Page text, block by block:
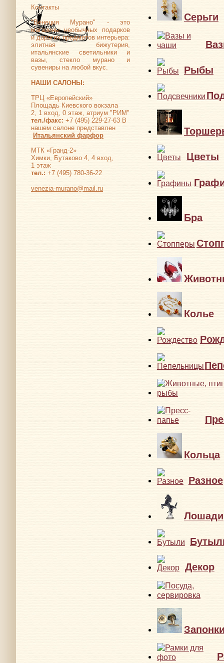
Контакты
"Венеция Мурано" - это
магазины необычных подарков
и дорогих предметов интерьера:
элитная бижутерия,
итальянские светильники и
вазы, стекло мурано и
сувениры на любой вкус.
НАШИ САЛОНЫ:
ТРЦ «Европейский»
Площадь Киевского вокзала
2, 1 вход, 0 этаж, атриум "РИМ"
тел./факс: +7 (495) 229-27-63 В
нашем салоне представлен
Итальянский фарфор
МТК «Гранд-2»
Химки, Бутаково 4, 4 вход,
1 этаж
тел.: +7 (495) 780-36-22
venezia-murano@mail.ru
Серьги
Рыбы
Цветы
Бра
Колье
Кольца
Разное
Лошади
Декор